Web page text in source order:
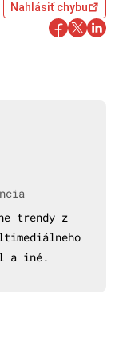
Nahlásiť chybu
trendy z
a iné.